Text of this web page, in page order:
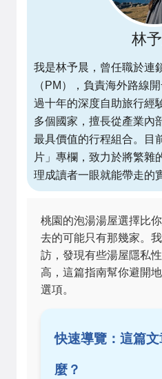
林
我是林予晨，曾任職於連
（PM），負責海外路線
過十年的深度自助旅行經
多個國家，擅長從產業內
最具價值的行程組合。目
片」專欄，致力於將繁雜
理成讀者一眼就能帶走的
桃園的泡湯湯屋選擇比
去的可能只有那幾家。
訪，發現有些湯屋隱私
高，這篇指南幫你避開
選項。
快速導覽：這篇
麼？